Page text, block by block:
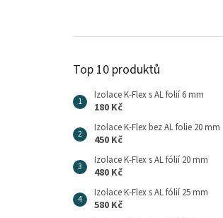
Top 10 produktů
Izolace K-Flex s AL folií 6 mm
180 Kč
Izolace K-Flex bez AL folie 20 mm
450 Kč
Izolace K-Flex s AL fólií 20 mm
480 Kč
Izolace K-Flex s AL fólií 25 mm
580 Kč